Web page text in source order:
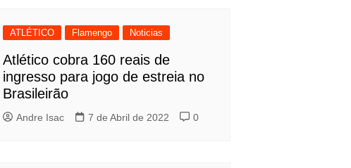
ATLÉTICO Flamengo Noticias
Atlético cobra 160 reais de
ingresso para jogo de estreia no
Brasileirão
Andre Isac 7 de Abril de 2022 0